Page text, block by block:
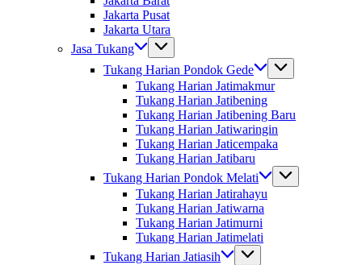
Jakarta Pusat
Jakarta Utara
Jasa Tukang
Tukang Harian Pondok Gede
Tukang Harian Jatimakmur
Tukang Harian Jatibening
Tukang Harian Jatibening Baru
Tukang Harian Jatiwaringin
Tukang Harian Jaticempaka
Tukang Harian Jatibaru
Tukang Harian Pondok Melati
Tukang Harian Jatirahayu
Tukang Harian Jatiwarna
Tukang Harian Jatimurni
Tukang Harian Jatimelati
Tukang Harian Jatiasih